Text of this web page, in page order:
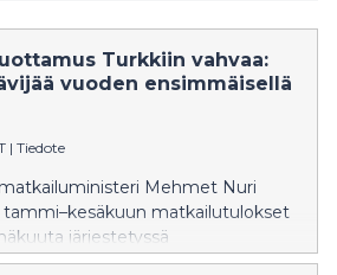
Turkkiin vahvaa:
vuoden ensimmäisellä
| Tiedote
Mehmet Nuri
tammi–kesäkuun matkailutulokset
järjestetyssä
Lähi-idän konflikti ei ole juuri